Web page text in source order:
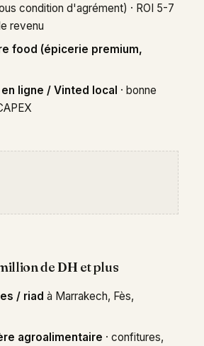
condition d'agrément) · ROI 5-7
revenu
food (épicerie premium,
ligne / Vinted local · bonne
de DH et plus
/ riad à Marrakech, Fès,
agroalimentaire · confitures,